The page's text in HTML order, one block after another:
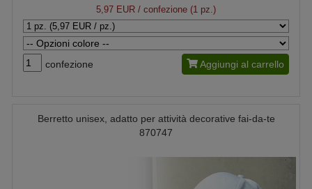
5,97 EUR / confezione (1 pz.)
confezione Aggiungi al carrello
Berretto unisex, adatto per attività decorative fai-da-te
870747